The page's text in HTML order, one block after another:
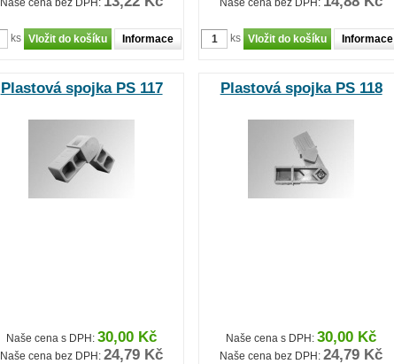
ks Informace ks Informace
Plastová spojka PS 117
Naše cena s DPH: 30,00 Kč
Naše cena bez DPH: 24,79 Kč
Plastová spojka PS 118
Naše cena s DPH: 30,00 Kč
Naše cena bez DPH: 24,79 Kč